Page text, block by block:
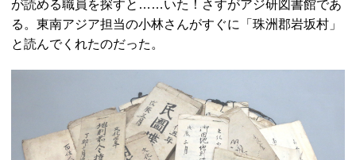
が読める職員を探すと……いた！さすがアジ研図書館であ
る。東南アジア担当の小林さんがすぐに「珠洲郡岩坂村」
と読んでくれたのだった。